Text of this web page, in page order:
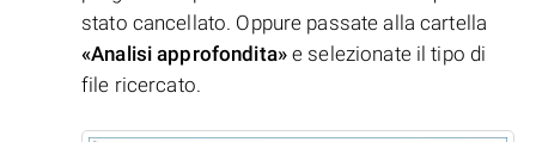
stato cancellato. Oppure passate alla cartella
«Analisi approfondita»e selezionate il tipo di
file ricercato.